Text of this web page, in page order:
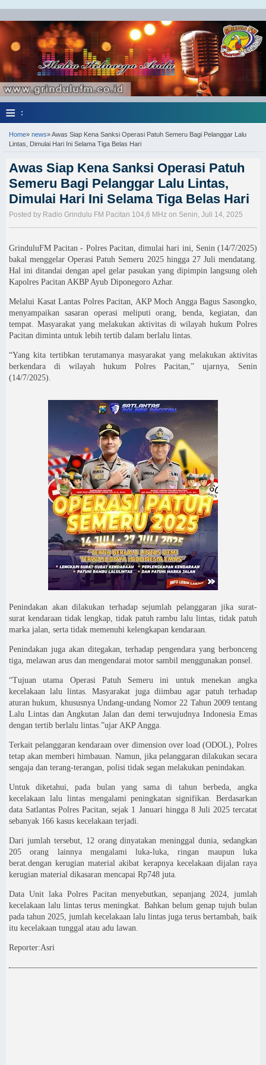
≡ :
Home» news»Awas Siap Kena Sanksi Operasi Patuh Semeru Bagi Pelanggar Lalu
Lintas, Dimulai Hari Ini Selama Tiga Belas Hari
Awas Siap Kena Sanksi Operasi Patuh
Semeru Bagi Pelanggar Lalu Lintas,
Dimulai Hari Ini Selama Tiga Belas Hari
Posted by Radio Grindulu FM Pacitan 104,6 MHz on Senin, Juli 14, 2025
GrinduluFM Pacitan - Polres Pacitan, dimulai hari ini, Senin (14/7/2025)
bakal menggelar Operasi Patuh Semeru 2025 hingga 27 Juli mendatang.
Hal ini ditandai dengan apel gelar pasukan yang dipimpin langsung oleh
Kapolres Pacitan AKBP Ayub Diponegoro Azhar.
Melalui Kasat Lantas Polres Pacitan, AKP Moch Angga Bagus Sasongko,
menyampaikan sasaran operasi meliputi orang, benda, kegiatan, dan
tempat. Masyarakat yang melakukan aktivitas di wilayah hukum Polres
Pacitan diminta untuk lebih tertib dalam berlalu lintas.
“Yang kita tertibkan terutamanya masyarakat yang melakukan aktivitas
berkendara di wilayah hukum Polres Pacitan,” ujarnya, Senin
(14/7/2025).
Penindakan akan dilakukan terhadap sejumlah pelanggaran jika surat-
surat kendaraan tidak lengkap, tidak patuh rambu lalu lintas, tidak patuh
marka jalan, serta tidak memenuhi kelengkapan kendaraan.
Penindakan juga akan ditegakan, terhadap pengendara yang berbonceng
tiga, melawan arus dan mengendarai motor sambil menggunakan ponsel.
“Tujuan utama Operasi Patuh Semeru ini untuk menekan angka
kecelakaan lalu lintas. Masyarakat juga diimbau agar patuh terhadap
aturan hukum, khususnya Undang-undang Nomor 22 Tahun 2009 tentang
Lalu Lintas dan Angkutan Jalan dan demi terwujudnya Indonesia Emas
dengan tertib berlalu lintas.”ujar AKP Angga.
Terkait pelanggaran kendaraan over dimension over load (ODOL), Polres
tetap akan memberi himbauan. Namun, jika pelanggaran dilakukan secara
sengaja dan terang-terangan, polisi tidak segan melakukan penindakan.
Untuk diketahui, pada bulan yang sama di tahun berbeda, angka
kecelakaan lalu lintas mengalami peningkatan signifikan. Berdasarkan
data Satlantas Polres Pacitan, sejak 1 Januari hingga 8 Juli 2025 tercatat
sebanyak 166 kasus kecelakaan terjadi.
Dari jumlah tersebut, 12 orang dinyatakan meninggal dunia, sedangkan
205 orang lainnya mengalami luka-luka, ringan maupun luka
berat.dengan kerugian material akibat kerapnya kecelakaan dijalan raya
kerugian material dikasaran mencapai Rp748 juta.
Data Unit laka Polres Pacitan menyebutkan, sepanjang 2024, jumlah
kecelakaan lalu lintas terus meningkat. Bahkan belum genap tujuh bulan
pada tahun 2025, jumlah kecelakaan lalu lintas juga terus bertambah, baik
itu kecelakaan tunggal atau adu lawan.
Reporter:Asri